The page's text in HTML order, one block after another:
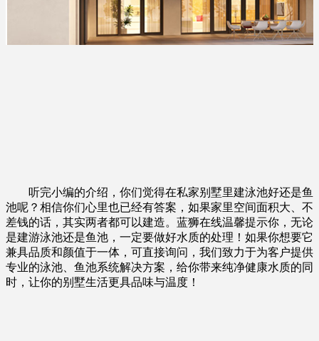
听完小编的介绍，你们觉得在私家别墅里建泳池好还是鱼
池呢？相信你们心里也已经有答案，如果家里空间面积大、不
差钱的话，其实两者都可以建造。蓝狮在线温馨提示你，无论
是建游泳池还是鱼池，一定要做好水质的处理！如果你想要它
兼具品质和颜值于一体，可直接询问，我们致力于为客户提供
专业的泳池、鱼池系统解决方案，给你带来纯净健康水质的同
时，让你的别墅生活更具品味与温度！